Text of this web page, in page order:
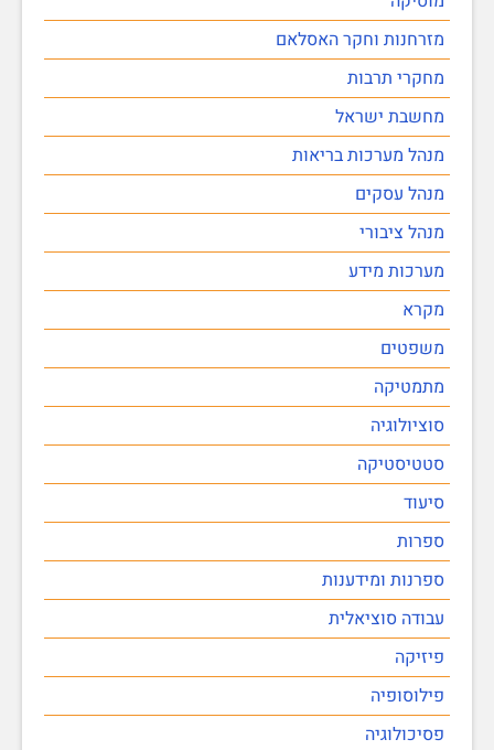
מזרחנות וחקר האסלאם
מחקרי תרבות
מחשבת ישראל
מנהל מערכות בריאות
מנהל עסקים
מנהל ציבורי
מערכות מידע
מקרא
משפטים
מתמטיקה
סוציולוגיה
סטטיסטיקה
סיעוד
ספרות
ספרנות ומידענות
עבודה סוציאלית
פיזיקה
פילוסופיה
פסיכולוגיה